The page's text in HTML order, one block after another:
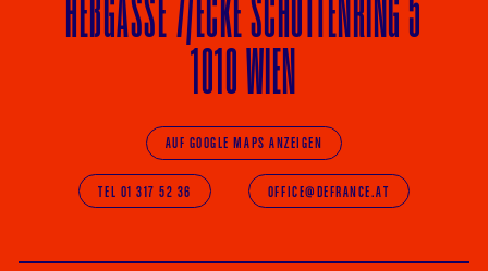
HEßGASSE 7/ECKESCHOTTENRING 5
1010 WIEN
AUF GOOGLE MAPS ANZEIGEN
TEL 01 317 52 36 OFFICE@DEFRANCE.AT